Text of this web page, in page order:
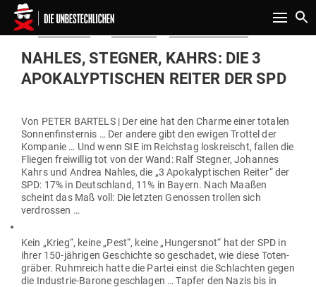
Toggle
Am
NAHLES, STEGNER, KAHRS: DIE 3
APO­KA­LYP­TI­SCHEN REITER DER SPD
Von PETER BARTELS | Der eine hat den Charme einer totalen
Son­nen­fins­ternis … Der andere gibt den ewigen Trottel der
Kom­panie … Und wenn SIE im Reichstag los­kreischt, fallen die
Fliegen frei­willig tot von der Wand: Ralf Stegner, Johannes
Kahrs und Andrea Nahles, die „3 Apo­ka­lyp­ti­schen Reiter“ der
SPD: 17% in Deutschland, 11% in Bayern. Nach Maaßen
scheint das Maß voll: Die letzten Genossen trollen sich
verdrossen …
Kein „Krieg“, keine „Pest“, keine „Hun­gersnot“ hat der SPD in
ihrer 150-jäh­rigen Geschichte so geschadet, wie diese Toten­
gräber. Ruhm­reich hatte die Partei einst die Schlachten gegen
die Industrie-Barone geschlagen … Tapfer den Nazis bis in